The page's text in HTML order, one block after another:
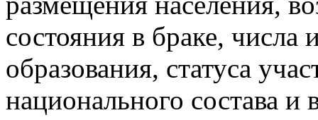
состояния в браке, числа
образования, статуса
национального состава и